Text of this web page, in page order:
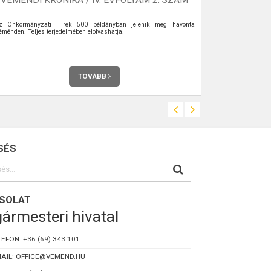
Önkormányzati Hírek 500 példányban jelenik meg havonta
Teljes terjedelmében elolvashatja.
TOVÁBB
hivatal
+36 (69) 343 101
OFFICE@VEMEND.HU